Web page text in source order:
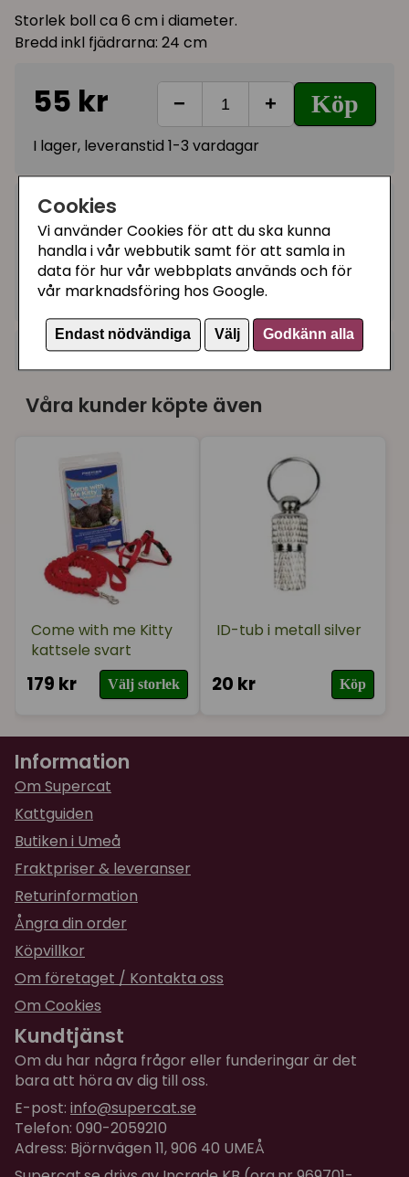
Cookies
Vi använder Cookies för att du ska kunna
handla i vår webbutik samt för att samla in
data för hur vår webbplats används och för
vår marknadsföring hos Google.
Endast nödvändiga Välj Godkänn alla
Storlek boll ca 6 cm i diameter.
Bredd inkl fjädrarna: 24 cm
55 kr − + Köp
I lager, leveranstid 1-3 vardagar
Kategorier:
Bollar
Kattmyntaleksaker
Artikelnummer:05-49113
Recensioner (2)
Ulla
för 1 år sedan
Linda-Marie
för 1 år sedan
★★★
Våra kunder köpte även
Come with me Kitty
kattsele svart
179 kr Välj storlek
ID-tub i metall silver
20 kr Köp
Information
Om Supercat
Kattguiden
Butiken i Umeå
Fraktpriser & leveranser
Returinformation
Ångra din order
Köpvillkor
Om företaget / Kontakta oss
Om Cookies
Kundtjänst
Om du har några frågor eller funderingar är det
bara att höra av dig till oss.
E-post: info@supercat.se
Telefon: 090-2059210
Adress: Björnvägen 11, 906 40 UMEÅ